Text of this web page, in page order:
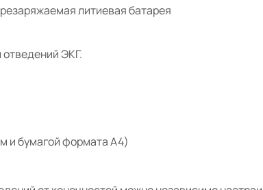
литиевая батарея
ЭКГ.
и бумагой формата A4)